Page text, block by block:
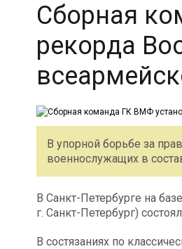
Сборная
рекорда
В упорной борьбе за
военнослужащих в
В Санкт-Петербурге на
г. Санкт-Петербург)
В состязаниях по